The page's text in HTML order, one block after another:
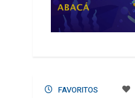
FAVORITOS